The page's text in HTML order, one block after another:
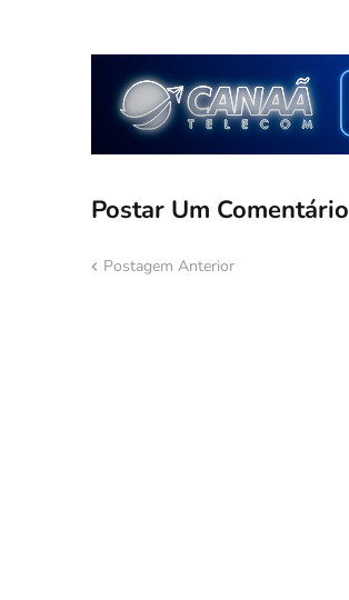
Postar Um Comentário
Postagem Anterior